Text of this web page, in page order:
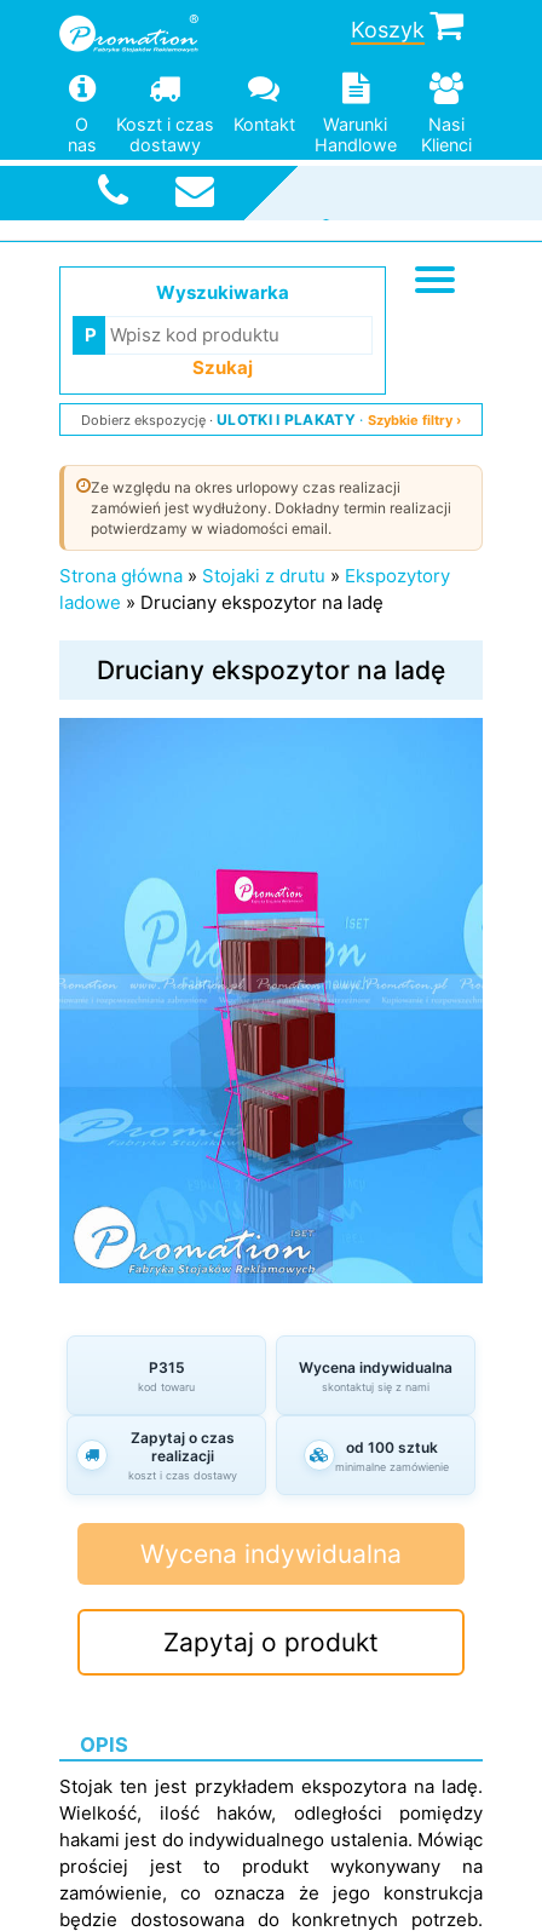
O
nas
Koszt i czas
dostawy
Kontakt
Warunki
Handlowe
Nasi
Klienci
Koszyk
Szybka
wysyłka
Od jednej
sztuki
Duży wybór
modeli
doborze
Wyszukiwarka
Szukaj
Dobierz ekspozycję ULOTKI I PLAKATY Szybkie filtry ›
Ze względu na okres urlopowy czas realizacji
zamówień jest wydłużony. Dokładny termin realizacji
potwierdzamy w wiadomości email.
Strona główna » Stojaki z drutu » Ekspozytory
ladowe » Druciany ekspozytor na ladę
Druciany ekspozytor na ladę
P315
kod towaru
Wycena indywidualna
skontaktuj się z nami
Zapytaj o czas
realizacji
koszt i czas dostawy
od 100 sztuk
minimalne zamówienie
Zapytaj o produkt
Wycena indywidualna
OPIS
Stojak ten jest przykładem ekspozytora na ladę.
Wielkość, ilość haków, odległości pomiędzy
hakami jest do indywidualnego ustalenia. Mówiąc
prościej jest to produkt wykonywany na
zamówienie, co oznacza że jego konstrukcja
będzie dostosowana do konkretnych potrzeb.